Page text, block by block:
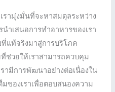
เรามุ่งมั่นที่จะหาสมดุลระหว่าง
าเสนอการทําอาหารของเรา
แท้จริงมาสู่การบริโภค
ช่วยให้เราสามารถควบคุม
ามีการพัฒนาอย่างต่อเนื่องใน
ของเราเพื่อตอบสนองความ